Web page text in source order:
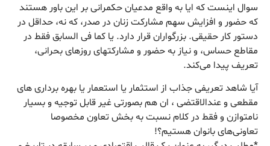
سوال اینست که ایا به واقع مدعیان حکمرانی بر این باور هستند
که حضور و افزایش سهم مشارکت زنان در صدر، که نه، حداقل در
دستور کار حقیقی. بزرگواران قرار دارد. یا کما فی السابق فقط در
مقاطع حساس، و نیاز به حضور و مشارکتهای روزهای بحرانی،
تعریف پیدا می‌کند.
آیا شاهد تعریفی جذاب از استثمار یا استعمار یا بهره برداری های
مقطعی و عندالاقتضی ، ان هم بصورتی غیر قابل توجیه و بسیار
نامتوازن و فقط در کلام نسبت به بخش تعاون مخصوصا
تعاونی‌های بانوان هستیم؟!